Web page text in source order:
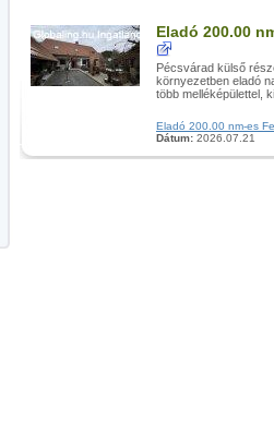
Eladó 200.00
Pécsvárad külső
környezetben eladó
több melléképülettel,
Eladó 200.00 nm-es
Dátum: 2026.07.21